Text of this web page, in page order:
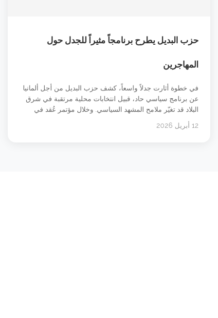
حزب البديل يطرح برنامجاً مثيراً للجدل حول
المهاجرين
في خطوة أثارت جدلاً واسعاً، كشف حزب البديل من أجل ألمانيا
عن برنامج سياسي حاد، قبيل انتخابات محلية مرتقبة في شرق
البلاد قد تغيّر ملامح المشهد السياسي. وخلال مؤتمر عُقد في
ولاية ساكسونيا أنهالت، أعلن الحزب عن مجموعة من التوجهات،
أبرزها ترحيل المهاجرين بشكل واسع، وتشديد القيود على هيئات
12 أبريل 2026